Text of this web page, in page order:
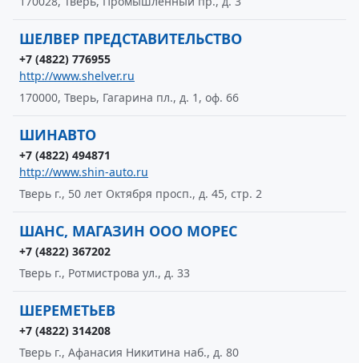
ШЕЛВЕР ПРЕДСТАВИТЕЛЬСТВО
+7 (4822) 776955
http://www.shelver.ru
170000, Тверь, Гагарина пл., д. 1, оф. 66
ШИНАВТО
+7 (4822) 494871
http://www.shin-auto.ru
Тверь г., 50 лет Октября просп., д. 45, стр. 2
ШАНС, МАГАЗИН ООО МОРЕС
+7 (4822) 367202
Тверь г., Ротмистрова ул., д. 33
ШЕРЕМЕТЬЕВ
+7 (4822) 314208
Тверь г., Афанасия Никитина наб., д. 80